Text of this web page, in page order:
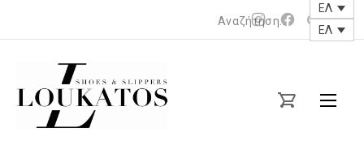
Νέο
παράθυρο
Νέο
παράθυρο
ΕΛ
ΕΛ
loukatos-
shoes.gr